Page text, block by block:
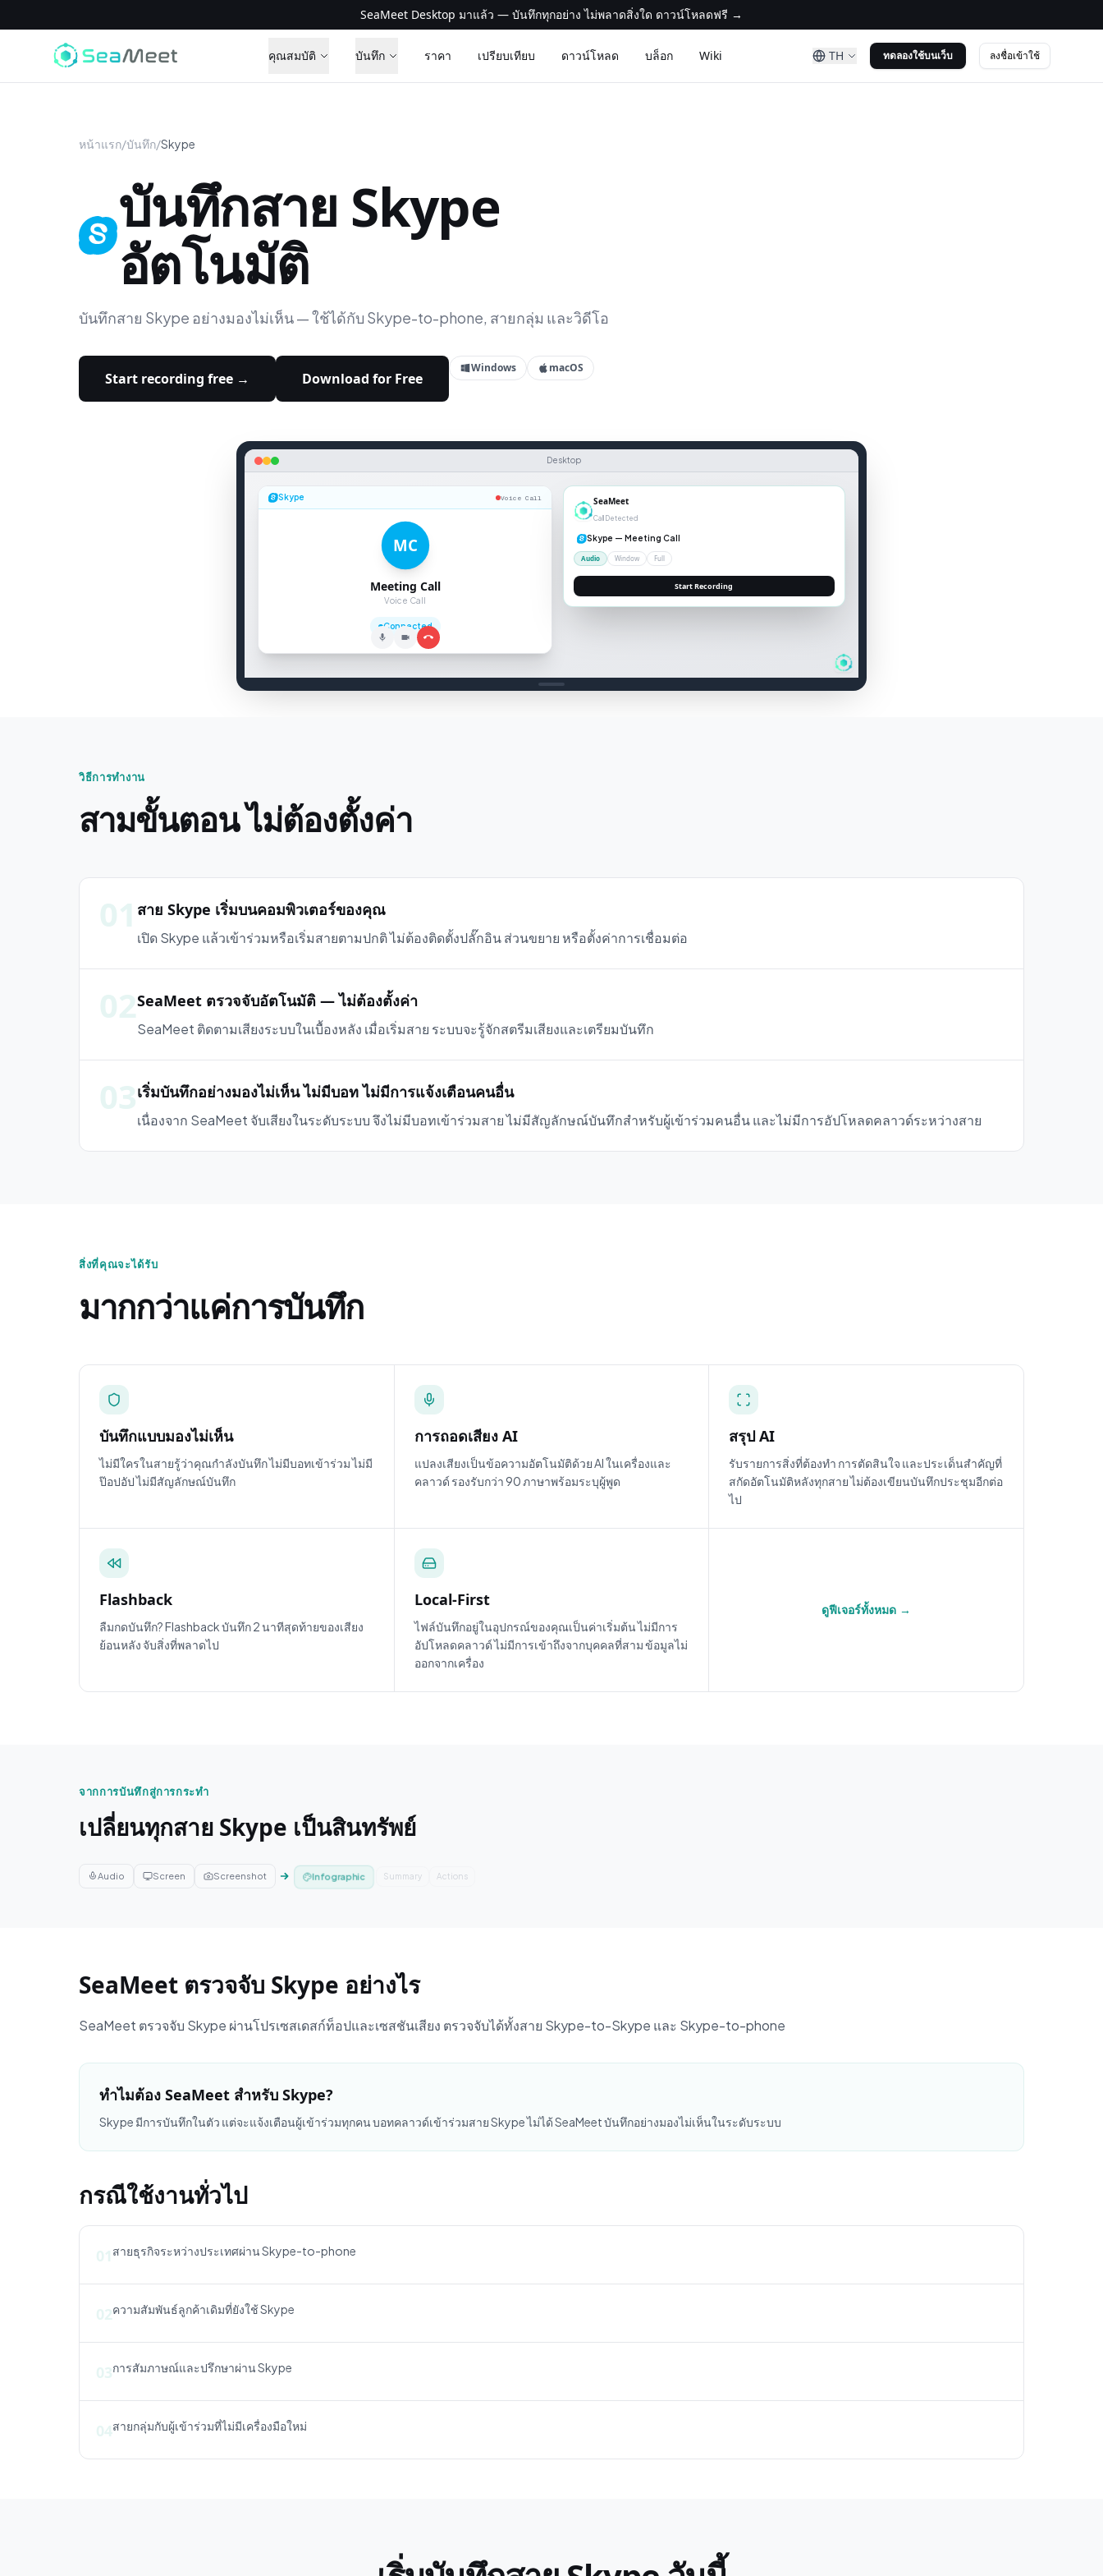
SeaMeet Desktop มาแล้ว — บันทึกทุกอย่าง ไม่พลาดสิ่งใด ดาวน์โหลดฟรี →
คุณสมบัติ บันทึก ราคา เปรียบเทียบ ดาวน์โหลด บล็อก Wiki TH ทดลองใช้บนเว็บ ลงชื่อเข้าใช้
หน้าแรก/บันทึก/Skype
บันทึกสาย Skype
อัตโนมัติ
บันทึกสาย Skype อย่างมองไม่เห็น — ใช้ได้กับ Skype-to-phone, สายกลุ่ม และวิดีโอ
Start recording free → Download for Free
Windows macOS
Desktop
Skype Voice Call
MC
Meeting Call
Voice Call
Connected
SeaMeet
Call Detected
Skype — Meeting Call
Audio Window Full
Start Recording
วิธีการทำงาน
สามขั้นตอน ไม่ต้องตั้งค่า
01 สาย Skype เริ่มบนคอมพิวเตอร์ของคุณ
เปิด Skype แล้วเข้าร่วมหรือเริ่มสายตามปกติ ไม่ต้องติดตั้งปลั๊กอิน ส่วนขยาย หรือตั้งค่าการเชื่อมต่อ
02SeaMeet ตรวจจับอัตโนมัติ — ไม่ต้องตั้งค่า
SeaMeet ติดตามเสียงระบบในเบื้องหลัง เมื่อเริ่มสาย ระบบจะรู้จักสตรีมเสียงและเตรียมบันทึก
03เริ่มบันทึกอย่างมองไม่เห็น ไม่มีบอท ไม่มีการแจ้งเตือนคนอื่น
เนื่องจาก SeaMeet จับเสียงในระดับระบบ จึงไม่มีบอทเข้าร่วมสาย ไม่มีสัญลักษณ์บันทึกสำหรับผู้เข้าร่วมคนอื่น และไม่มีการอัปโหลดคลาวด์ระหว่างสาย
สิ่งที่คุณจะได้รับ
มากกว่าแค่การบันทึก
บันทึกแบบมองไม่เห็น
ไม่มีใครในสายรู้ว่าคุณกำลังบันทึก ไม่มีบอทเข้าร่วม ไม่มี
ป๊อปอัป ไม่มีสัญลักษณ์บันทึก
การถอดเสียง AI
แปลงเสียงเป็นข้อความอัตโนมัติด้วย AI ในเครื่องและ
คลาวด์ รองรับกว่า 90 ภาษาพร้อมระบุผู้พูด
สรุป AI
รับรายการสิ่งที่ต้องทำ การตัดสินใจ และประเด็นสำคัญที่
สกัดอัตโนมัติหลังทุกสาย ไม่ต้องเขียนบันทึกประชุมอีกต่อ
ไป
Flashback
ลืมกดบันทึก? Flashback บันทึก 2 นาทีสุดท้ายของเสียง
ย้อนหลัง จับสิ่งที่พลาดไป
Local-First
ไฟล์บันทึกอยู่ในอุปกรณ์ของคุณเป็นค่าเริ่มต้น ไม่มีการ
อัปโหลดคลาวด์ ไม่มีการเข้าถึงจากบุคคลที่สาม ข้อมูลไม่
ออกจากเครื่อง
ดูฟีเจอร์ทั้งหมด →
จากการบันทึกสู่การกระทำ
เปลี่ยนทุกสาย Skype เป็นสินทรัพย์
Audio Screen Screenshot Infographic Summary Actions
SeaMeet ตรวจจับ Skype อย่างไร
SeaMeet ตรวจจับ Skype ผ่านโปรเซสเดสก์ท็อปและเซสชันเสียง ตรวจจับได้ทั้งสาย Skype-to-Skype และ Skype-to-phone
ทำไมต้อง SeaMeet สำหรับ Skype?
Skype มีการบันทึกในตัว แต่จะแจ้งเตือนผู้เข้าร่วมทุกคน บอทคลาวด์เข้าร่วมสาย Skype ไม่ได้ SeaMeet บันทึกอย่างมองไม่เห็นในระดับระบบ
กรณีใช้งานทั่วไป
01 สายธุรกิจระหว่างประเทศผ่าน Skype-to-phone
02ความสัมพันธ์ลูกค้าเดิมที่ยังใช้ Skype
03การสัมภาษณ์และปรึกษาผ่าน Skype
04สายกลุ่มกับผู้เข้าร่วมที่ไม่มีเครื่องมือใหม่